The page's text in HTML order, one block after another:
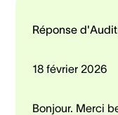
Réponse
18 février 2026
Bonjour. Merci